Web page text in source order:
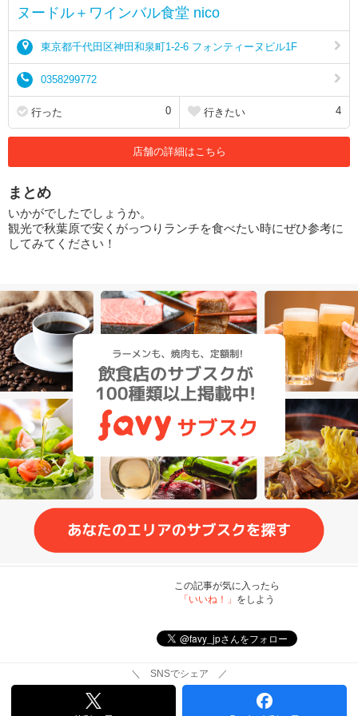
ヌードル＋ワインバル食堂 nico
東京都千代田区神田和泉町1-2-6 フォンティーヌビル1F
0358299772
行った 0 行きたい 4
店舗の詳細はこちら
まとめ
いかがでしたでしょうか。
観光で秋葉原で安くがっつりランチを食べたい時にぜひ参考に
してみてください！
この記事が気に入ったら
「いいね！」 をしよう
＼ SNSでシェア ／